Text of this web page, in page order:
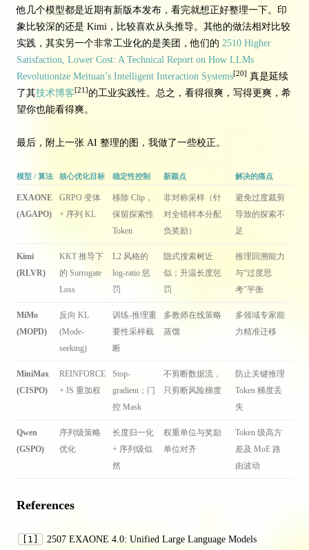
他几个模型都是近期有新版本发布，看完就想正好整理一下。印
象比较深的还是 Kimi，比较喜欢从头推导。其他的做法相对比较
实践，其实另一个非常工业化的是美团，他们的 2510 Higher
Satisfaction, Lower Cost: A Technical Report on How LLMs
Revolutionize Meituan’s Intelligent Interaction Systems[20] 真是延续
了其技术博客[21] 的工业实践性。总之，看得很爽，写得更爽，希
望你也能看得爽。
最后，附上一张 AI 整理的图，我做了一些校正。
模型 / 算法 核心优化目标 稳定性控制 新颖点 解决的痛点
EXAONE
(AGAPO)
GRPO 变体
+ 序列 KL
移除 Clip，
保留探索性
Token
非对称采样（针
对全错样本分配
负奖励）
避免过度裁剪
导致的探索不
足
Kimi
(RLVR)
KKT 推导下
的 Surrogate
Loss
L2 风格的
log-ratio 惩
罚
隐式搜索树近
似；升温长度惩
罚
推理回溯能力
与“过度思
考”平衡
MiMo
(MOPD)
反向 KL
(Mode-
seeking)
训练-推理重
要性采样截
断
多教师在线策略
蒸馏
多领域专家能
力精准迁移
MiniMax
(CISPO)
REINFORCE
+ IS 重加权
Stop-
gradient；门
控 Mask
不剪断数据流，
只剪断风险梯度
防止关键推理
Token 梯度丢
失
Qwen
(GSPO)
序列级策略
优化
长度归一化
+ 序列级似
然
权重单位与奖励
单位对齐
Token 级高方
差及 MoE 路
由波动
References
[1]
2507 EXAONE 4.0: Unified Large Language Models